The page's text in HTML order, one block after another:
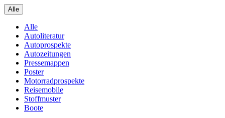
Alle
Alle
Autoliteratur
Autoprospekte
Autozeitungen
Pressemappen
Poster
Motorradprospekte
Reisemobile
Stoffmuster
Boote